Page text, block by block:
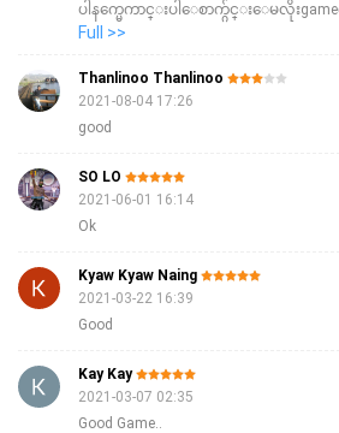
ပါနက္မေကာင္းပါေစာက္ဂ်င္းေမလိုး
😤😤😤😤😤😤😤😤😤
Full >>
Thanlinoo Thanlinoo
2021-08-04 17:26
good
SO LO
2021-06-01 16:14
Ok
Kyaw Kyaw Naing
2021-03-22 16:39
Good
Kay Kay
2021-03-07 02:35
Good Game..